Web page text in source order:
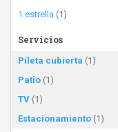
1 estrella (1)
Servicios
Pileta cubierta (1)
Patio (1)
TV (1)
Estacionamiento (1)